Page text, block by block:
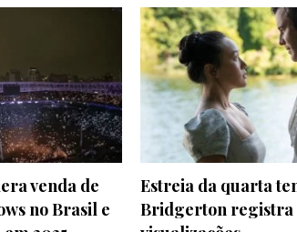
venda de
no Brasil e
Estreia da quarta
Bridgerton registra